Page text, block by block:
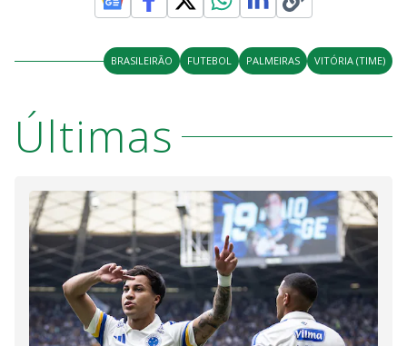
BRASILEIRÃO FUTEBOL PALMEIRAS VITÓRIA (TIME)
Últimas